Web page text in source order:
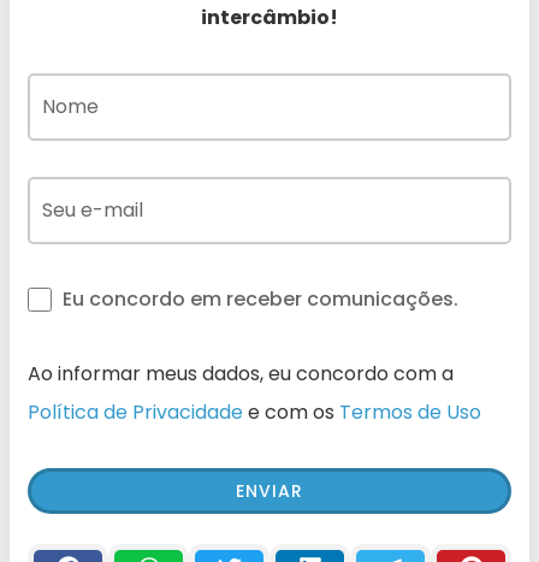
intercâmbio!
Eu concordo em receber comunicações.
Ao informar meus dados, eu concordo com a
Política de Privacidadee com os Termos de Uso